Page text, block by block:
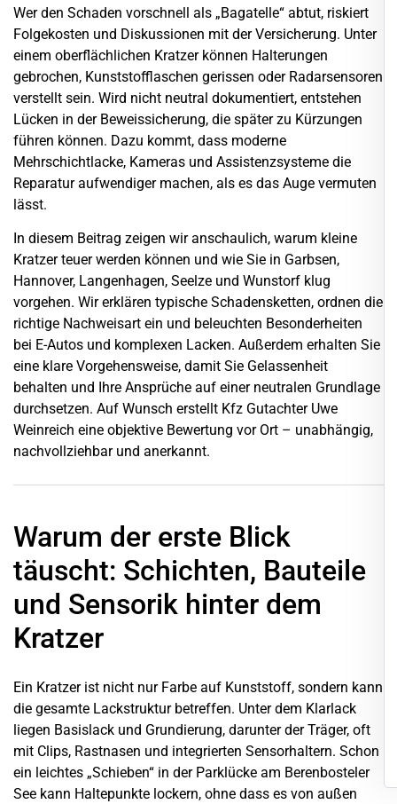
Wer den Schaden vorschnell als „Bagatelle“ abtut, riskiert
Folgekosten und Diskussionen mit der Versicherung. Unter
einem oberflächlichen Kratzer können Halterungen
gebrochen, Kunststofflaschen gerissen oder Radarsensoren
verstellt sein. Wird nicht neutral dokumentiert, entstehen
Lücken in der Beweissicherung, die später zu Kürzungen
führen können. Dazu kommt, dass moderne
Mehrschichtlacke, Kameras und Assistenzsysteme die
Reparatur aufwendiger machen, als es das Auge vermuten
lässt.
In diesem Beitrag zeigen wir anschaulich, warum kleine
Kratzer teuer werden können und wie Sie in Garbsen,
Hannover, Langenhagen, Seelze und Wunstorf klug
vorgehen. Wir erklären typische Schadensketten, ordnen die
richtige Nachweisart ein und beleuchten Besonderheiten
bei E-Autos und komplexen Lacken. Außerdem erhalten Sie
eine klare Vorgehensweise, damit Sie Gelassenheit
behalten und Ihre Ansprüche auf einer neutralen Grundlage
durchsetzen. Auf Wunsch erstellt Kfz Gutachter Uwe
Weinreich eine objektive Bewertung vor Ort – unabhängig,
nachvollziehbar und anerkannt.
Warum der erste Blick
täuscht: Schichten, Bauteile
und Sensorik hinter dem
Kratzer
Ein Kratzer ist nicht nur Farbe auf Kunststoff, sondern kann
die gesamte Lackstruktur betreffen. Unter dem Klarlack
liegen Basislack und Grundierung, darunter der Träger, oft
mit Clips, Rastnasen und integrierten Sensorhaltern. Schon
ein leichtes „Schieben“ in der Parklücke am Berenbosteler
See kann Haltepunkte lockern, ohne dass es von außen